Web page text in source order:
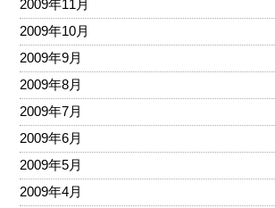
2009年11月
2009年10月
2009年9月
2009年8月
2009年7月
2009年6月
2009年5月
2009年4月